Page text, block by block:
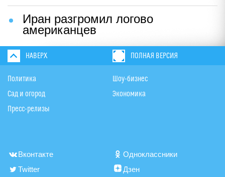
Иран разгромил логово
американцев
НАВЕРХ ПОЛНАЯ ВЕРСИЯ
Политика
Сад и огород
Пресс-релизы
Шоу-бизнес
Экономика
Вконтакте
Одноклассники
Twitter
Дзен